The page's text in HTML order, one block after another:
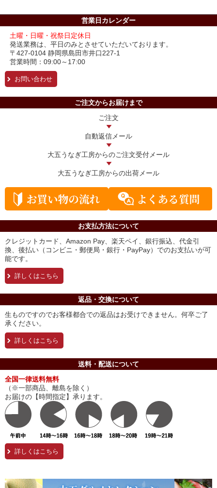
営業日カレンダー
土曜・日曜・祝祭日定休日
発送業務は、平日のみとさせていただいております。
〒427-0104 静岡県島田市井口227-1
営業時間：09:00～17:00
お問い合わせ
ご注文からお届けまで
ご注文
自動返信メール
大五うなぎ工房からのご注文受付メール
大五うなぎ工房からの出荷メール
お支払方法について
クレジットカード、Amazon Pay、楽天ペイ、銀行振込、代金引
換、後払い（コンビニ・郵便局・銀行・PayPay）でのお支払いが可
能です。
詳しくはこちら
返品・交換について
生ものですのでお客様都合での返品はお受けできません。何卒ご了
承ください。
詳しくはこちら
送料・配送について
全国一律送料無料
（※一部商品、離島を除く）
お届けの【時間指定】承ります。
詳しくはこちら